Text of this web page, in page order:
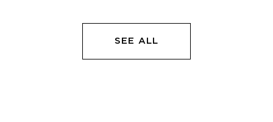
5.100,00 RSD.
SEE ALL